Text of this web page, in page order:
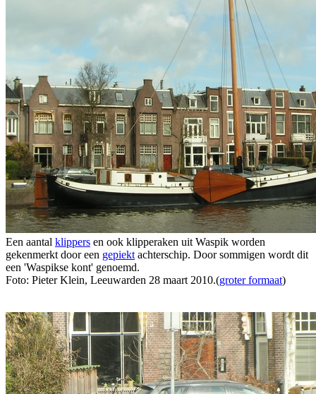
Een aantal klippers en ook klipperaken uit Waspik worden
gekenmerkt door een gepiekt achterschip. Door sommigen wordt dit
een 'Waspikse kont' genoemd.
Foto: Pieter Klein, Leeuwarden 28 maart 2010.(groter formaat)